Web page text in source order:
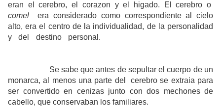
eran el cerebro, el corazon y el higado. El cerebro o
comel
era considerado como correspondiente al cielo
alto, era el centro de la individualidad, de la personalidad
y del destino personal.
Se sabe que antes de sepultar el cuerpo de un
monarca, al menos una parte del cerebro se extraia para
ser convertido en cenizas junto con dos mechones de
cabello, que conservaban los familiares.